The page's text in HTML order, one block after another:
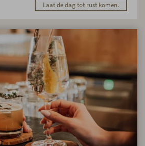
Laat de dag tot rust komen.